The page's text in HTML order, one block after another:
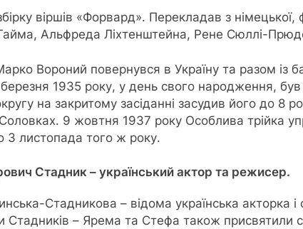
віршів «Форвард». Перекладав з німецької,
Альфреда Ліхтенштейна, Рене Сюллі-
Вороний повернувся в Україну та разом із
1935 року, у день свого народження,
на закритому засіданні засудив його до 8
9 жовтня 1937 року Особлива трійка
3 листопада того ж року.
Стадник – український актор та режисер.
Стадникова – відома українська акторка
– Ярема та Стефа також присвятили